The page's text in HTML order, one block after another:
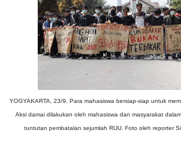
YOGYAKARTA, 23/9. Para mahasiswa bersiap-siap untuk
Aksi damai dilakukan oleh mahasiswa dan masyarakat
tuntutan pembatalan sejumlah RUU. Foto oleh reporter